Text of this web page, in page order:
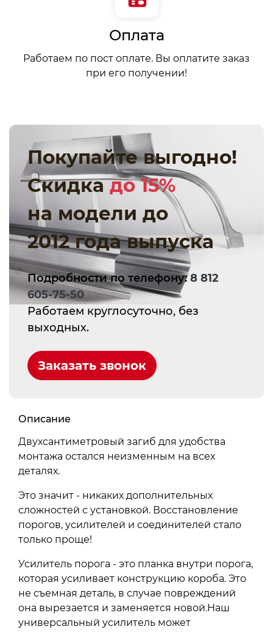
Оплата
Работаем по пост оплате. Вы оплатите заказ
при его получении!
Покупайте выгодно!
Скидкадо 15%
на модели до
2012 года выпуска
Подробности по телефону:8 812
605-75-50
Работаем круглосуточно, без
выходных.
Заказать звонок
Описание
Двухсантиметровый загиб для удобства
монтажа остался неизменным на всех
деталях.
Это значит - никаких дополнительных
сложностей с установкой. Восстановление
порогов, усилителей и соединителей стало
только проще!
Усилитель порога - это планка внутри порога,
которая усиливает конструкцию короба. Это
не съемная деталь, в случае повреждений
она вырезается и заменяется новой.Наш
универсальный усилитель может